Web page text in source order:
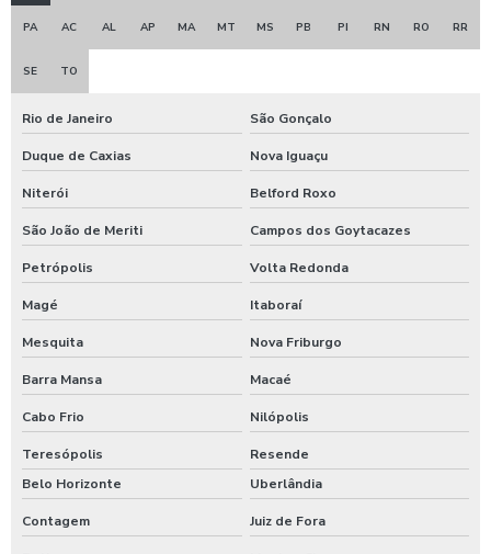
PA AC AL AP MA MT MS PB PI RN RO RR
SE TO
Rio de Janeiro São Gonçalo
Duque de Caxias Nova Iguaçu
Niterói Belford Roxo
São João de Meriti Campos dos Goytacazes
Petrópolis Volta Redonda
Magé Itaboraí
Mesquita Nova Friburgo
Barra Mansa Macaé
Cabo Frio Nilópolis
Teresópolis
Resende
Belo Horizonte
Uberlândia
Contagem Juiz de Fora